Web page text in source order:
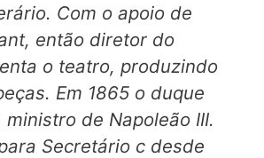
Com o apoio de
então diretor do
o teatro, produzindo
Em 1865 o duque
ministro de Napoleão III.
Secretário c desde